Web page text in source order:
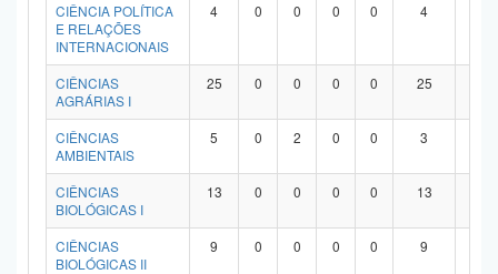
CIÊNCIA POLÍTICA
E RELAÇÕES
INTERNACIONAIS
4 0 0 0 0 4
CIÊNCIAS
AGRÁRIAS I
25 0 0 0 0 25
CIÊNCIAS
AMBIENTAIS
5 0 2 0 0 3
CIÊNCIAS
BIOLÓGICAS I
13 0 0 0 0 13
CIÊNCIAS
BIOLÓGICAS II
9 0 0 0 0 9